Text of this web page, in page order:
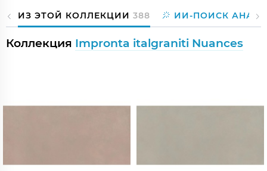
ИЗ ЭТОЙ КОЛЛЕКЦИИ 388 ИИ-ПОИСК
Коллекция Impronta italgraniti Nuances